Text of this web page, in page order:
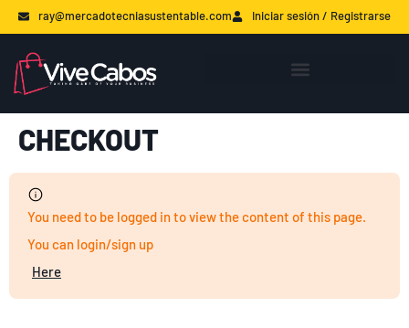
ray@mercadotecniasustentable.com Iniciar sesión / Registrarse
CHECKOUT
You need to be logged in to view the content of this page.
You can login/sign up
Here